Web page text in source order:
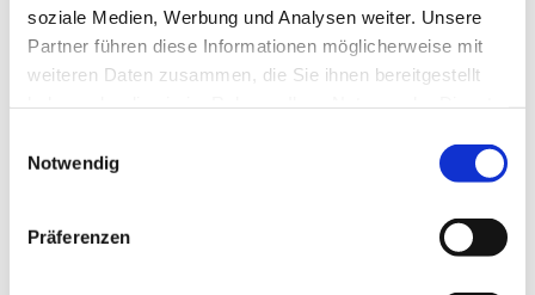
soziale Medien, Werbung und Analysen weiter. Unsere
Partner führen diese Informationen möglicherweise mit
weiteren Daten zusammen, die Sie ihnen bereitgestellt
Notwendig
Präferenzen
Dies könnte Sie auch
interessieren